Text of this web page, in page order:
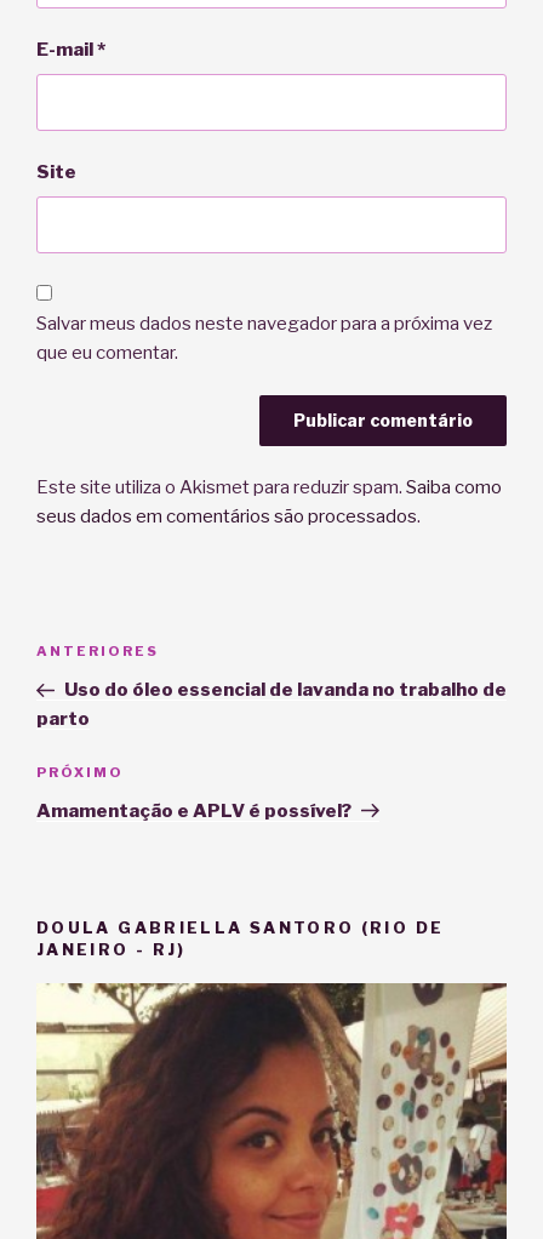
E-mail*
Site
Salvar meus dados neste navegador para a próxima vez
que eu comentar.
Este site utiliza o Akismet para reduzir spam. Saiba como
seus dados em comentários são processados.
Post
Post
anterior
ANTERIORES
Uso do óleo essencial de lavanda no trabalho de
parto
Próximo
post
PRÓXIMO
Amamentação e APLV é possível?
DOULA GABRIELLA SANTORO (RIO DE
JANEIRO - RJ)